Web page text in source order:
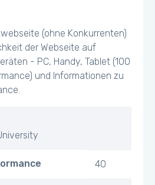
(ohne Konkurrenten)
der Webseite auf
- PC, Handy, Tablet (100
und Informationen zu
40